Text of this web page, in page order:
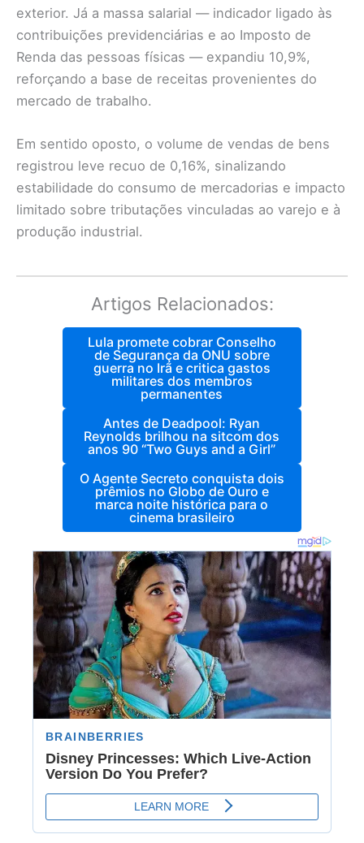
exterior. Já a massa salarial — indicador ligado às
contribuições previdenciárias e ao Imposto de
Renda das pessoas físicas — expandiu 10,9%,
reforçando a base de receitas provenientes do
mercado de trabalho.
Em sentido oposto, o volume de vendas de bens
registrou leve recuo de 0,16%, sinalizando
estabilidade do consumo de mercadorias e impacto
limitado sobre tributações vinculadas ao varejo e à
produção industrial.
Artigos Relacionados:
Lula promete cobrar Conselho
de Segurança da ONU sobre
guerra no Irã e critica gastos
militares dos membros
permanentes
Antes de Deadpool: Ryan
Reynolds brilhou na sitcom dos
anos 90 “Two Guys and a Girl”
O Agente Secreto conquista dois
prêmios no Globo de Ouro e
marca noite histórica para o
cinema brasileiro